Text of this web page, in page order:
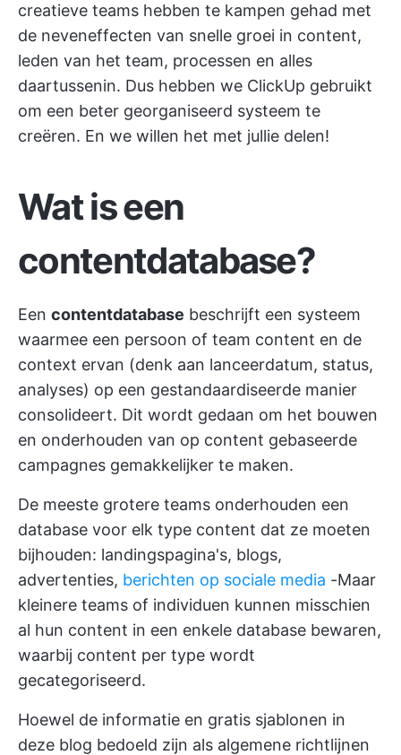
creatieve teams hebben te kampen gehad met
de neveneffecten van snelle groei in content,
leden van het team, processen en alles
daartussenin. Dus hebben we ClickUp gebruikt
om een beter georganiseerd systeem te
creëren. En we willen het met jullie delen!
Wat is een
contentdatabase?
Een contentdatabase beschrijft een systeem
waarmee een persoon of team content en de
context ervan (denk aan lanceerdatum, status,
analyses) op een gestandaardiseerde manier
consolideert. Dit wordt gedaan om het bouwen
en onderhouden van op content gebaseerde
campagnes gemakkelijker te maken.
De meeste grotere teams onderhouden een
database voor elk type content dat ze moeten
bijhouden: landingspagina's, blogs,
advertenties, berichten op sociale media -Maar
kleinere teams of individuen kunnen misschien
al hun content in een enkele database bewaren,
waarbij content per type wordt
gecategoriseerd.
Hoewel de informatie en gratis sjablonen in
deze blog bedoeld zijn als algemene richtlijnen